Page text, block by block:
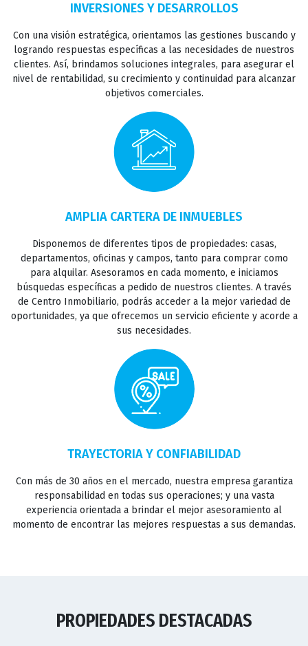
INSTITUCIONAL
TASACIONES
CONTACTO
INVERSIONES Y DESARROLLOS
Con una visión estratégica, orientamos las gestiones buscando y
logrando respuestas específicas a las necesidades de nuestros
clientes. Así, brindamos soluciones integrales, para asegurar el
nivel de rentabilidad, su crecimiento y continuidad para alcanzar
objetivos comerciales.
AMPLIA CARTERA DE INMUEBLES
Disponemos de diferentes tipos de propiedades: casas,
departamentos, oficinas y campos, tanto para comprar como
para alquilar. Asesoramos en cada momento, e iniciamos
búsquedas específicas a pedido de nuestros clientes. A través
de Centro Inmobiliario, podrás acceder a la mejor variedad de
oportunidades, ya que ofrecemos un servicio eficiente y acorde a
sus necesidades.
TRAYECTORIA Y CONFIABILIDAD
Con más de 30 años en el mercado, nuestra empresa garantiza
responsabilidad en todas sus operaciones; y una vasta
experiencia orientada a brindar el mejor asesoramiento al
momento de encontrar las mejores respuestas a sus demandas.
PROPIEDADES DESTACADAS